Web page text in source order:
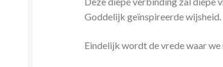
Goddelijk geïnspireerde wijsheid.
Eindelijk wordt de vrede waar